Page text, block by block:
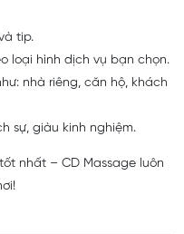
tip.
loại hình dịch vụ bạn chọn.
nhà riêng, căn hộ, khách
nhất – CD Massage luôn